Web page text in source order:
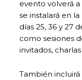
evento volverá
se instalará en
días 25, 36 y 27
como sesiones
invitados,
También